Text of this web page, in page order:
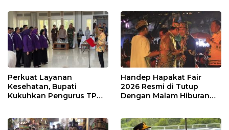
Perkuat Layanan
Kesehatan, Bupati
Kukuhkan Pengurus TP
Handep Hapakat Fair
2026 Resmi di Tutup
Dengan Malam Hiburan